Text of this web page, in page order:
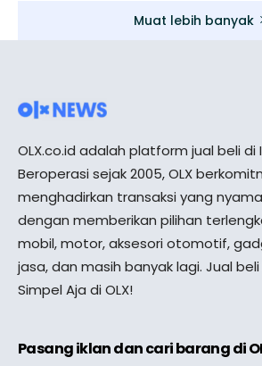
Muat lebih banyak
OLX.co.id adalah platform jual beli di
Beroperasi sejak 2005, OLX
menghadirkan transaksi yang
dengan memberikan pilihan
mobil, motor, aksesori otomotif,
jasa, dan masih banyak lagi. Jual
Simpel Aja di OLX!
Pasang iklan dan cari barang di